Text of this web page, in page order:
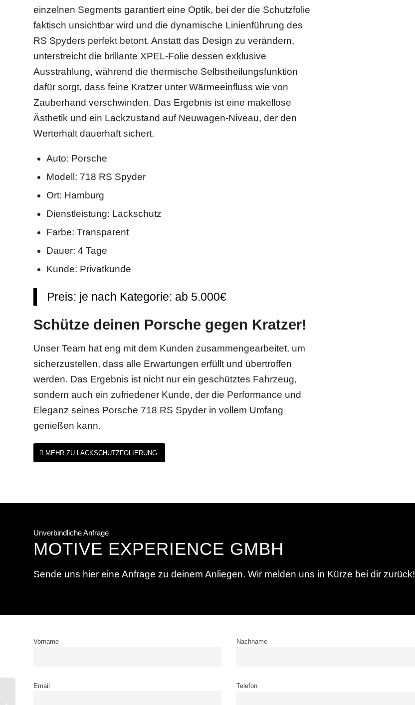
einzelnen Segments garantiert eine Optik, bei der die Schutzfolie
faktisch unsichtbar wird und die dynamische Linienführung des
RS Spyders perfekt betont. Anstatt das Design zu verändern,
unterstreicht die brillante XPEL-Folie dessen exklusive
Ausstrahlung, während die thermische Selbstheilungsfunktion
dafür sorgt, dass feine Kratzer unter Wärmeeinfluss wie von
Zauberhand verschwinden. Das Ergebnis ist eine makellose
Ästhetik und ein Lackzustand auf Neuwagen-Niveau, der den
Werterhalt dauerhaft sichert.
Auto: Porsche
Modell: 718 RS Spyder
Ort: Hamburg
Dienstleistung: Lackschutz
Farbe: Transparent
Dauer: 4 Tage
Kunde: Privatkunde
Preis: je nach Kategorie: ab 5.000€
Schütze deinen Porsche gegen Kratzer!
Unser Team hat eng mit dem Kunden zusammengearbeitet, um
sicherzustellen, dass alle Erwartungen erfüllt und übertroffen
werden. Das Ergebnis ist nicht nur ein geschütztes Fahrzeug,
sondern auch ein zufriedener Kunde, der die Performance und
Eleganz seines Porsche 718 RS Spyder in vollem Umfang
genießen kann.
MEHR ZU LACKSCHUTZFOLIERUNG
Unverbindliche Anfrage
MOTIVE EXPERIENCE GMBH
Sende uns hier eine Anfrage zu deinem Anliegen. Wir melden uns in Kürze bei dir zurück!
Vorname Nachname
Email Telefon
Von Asphalt zu Rasen: